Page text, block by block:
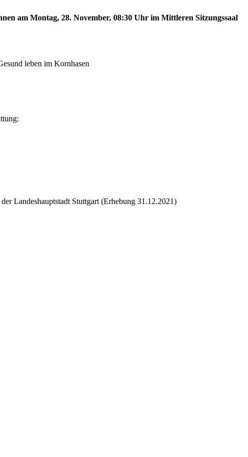
am Montag, 28. November, 08:30 Uhr im Mittleren Sitzungssaal
leben im Kornhasen
Landeshauptstadt Stuttgart (Erhebung 31.12.2021)